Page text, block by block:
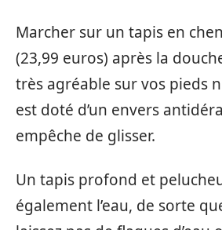
Marcher sur un tapis en
(23,99 euros) après la
très agréable sur vos pieds
est doté d’un envers
empêche de glisser.
Un tapis profond et
également l’eau, de sorte